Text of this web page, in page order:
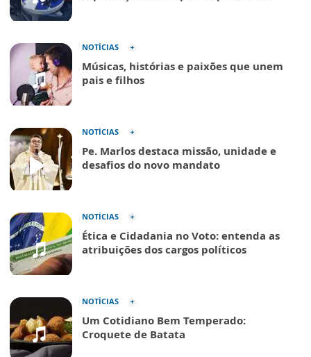
NOTÍCIAS
Músicas, histórias e paixões que unem
pais e filhos
NOTÍCIAS
Pe. Marlos destaca missão, unidade e
desafios do novo mandato
NOTÍCIAS
Ética e Cidadania no Voto: entenda as
atribuições dos cargos políticos
NOTÍCIAS
Um Cotidiano Bem Temperado:
Croquete de Batata